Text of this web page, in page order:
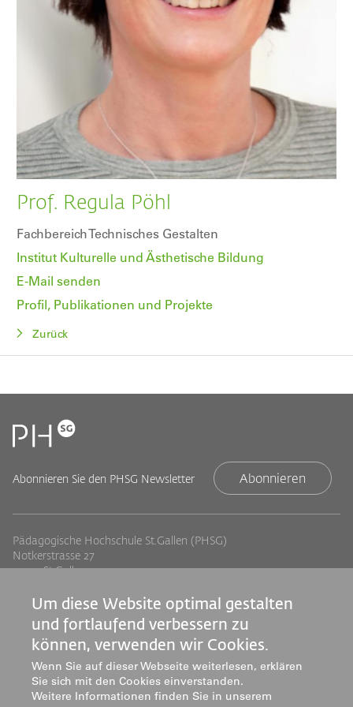
Prof. Regula Pöhl
Fachbereich Technisches Gestalten
Institut Kulturelle und Ästhetische Bildung
E-Mail senden
Profil, Publikationen und Projekte
Zurück
Abonnieren Sie den PHSG Newsletter Abonnieren
Pädagogische Hochschule St.Gallen (PHSG)
Notkerstrasse 27
9000 St.Gallen
info@phsg.ch
Footer
Links
Standorte
Jobs
Medien
Mediatheken
Footer
rechts
Studium
Weiterbildung
Forschung & Entwicklung
Dienstleistung
Um diese Website optimal gestalten
und fortlaufend verbessern zu
können, verwenden wir Cookies.
Wenn Sie auf dieser Webseite weiterlesen, erklären
Sie sich mit den Cookies einverstanden.
Weitere Informationen finden Sie in unserem